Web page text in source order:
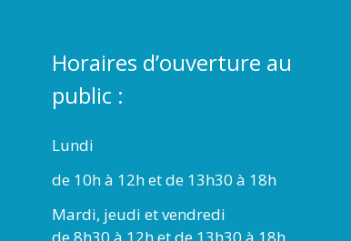
Horaires d’ouverture au
public :
Lundi
de 10h à 12h et de 13h30 à 18h
Mardi, jeudi et vendredi
de 8h30 à 12h et de 13h30 à 18h